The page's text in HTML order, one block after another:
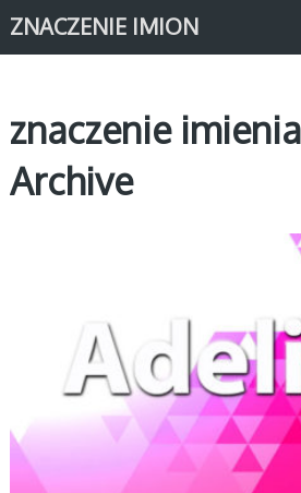
ZNACZENIE IMION
znaczenie
Archive